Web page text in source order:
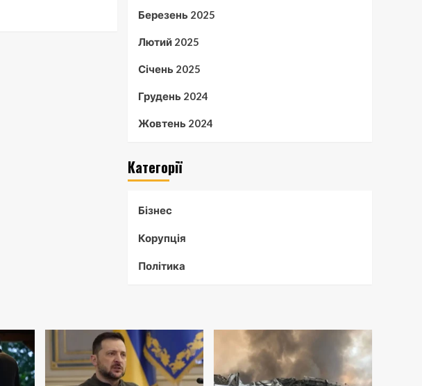
Березень 2025
Лютий 2025
Січень 2025
Грудень 2024
Жовтень 2024
Категорії
Бізнес
Корупція
Політика